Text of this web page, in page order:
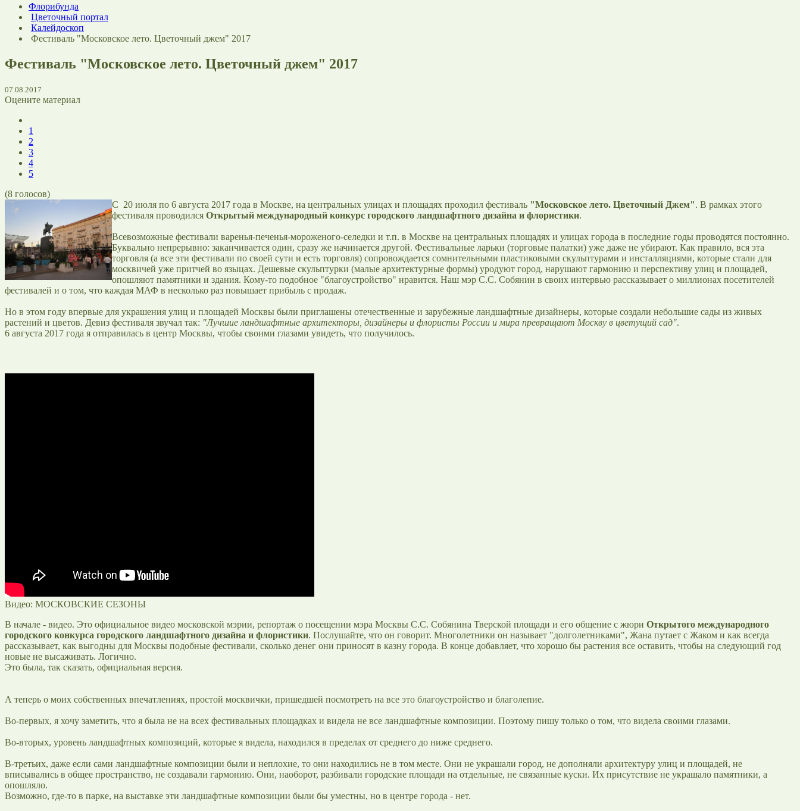
Флорибунда
Цветочный портал
Калейдоскоп
Фестиваль "Московское лето. Цветочный джем" 2017
Фестиваль "Московское лето. Цветочный джем" 2017
07.08.2017
Оцените материал
1
2
3
4
5
(8 голосов)
С 20 июля по 6 августа 2017 года в Москве, на центральных улицах и площадях проходил фестиваль "Московское лето. Цветочный Джем". В рамках этого
фестиваля проводился Открытый международный конкурс городского ландшафтного дизайна и флористики.
Всевозможные фестивали варенья-печенья-мороженого-селедки и т.п. в Москве на центральных площадях и улицах города в последние годы проводятся постоянно.
Буквально непрерывно: заканчивается один, сразу же начинается другой. Фестивальные ларьки (торговые палатки) уже даже не убирают. Как правило, вся эта
торговля (а все эти фестивали по своей сути и есть торговля) сопровождается сомнительными пластиковыми скульптурами и инсталляциями, которые стали для
москвичей уже притчей во языцах. Дешевые скульптурки (малые архитектурные формы) уродуют город, нарушают гармонию и перспективу улиц и площадей,
опошляют памятники и здания. Кому-то подобное "благоустройство" нравится. Наш мэр С.С. Собянин в своих интервью рассказывает о миллионах посетителей
фестивалей и о том, что каждая МАФ в несколько раз повышает прибыль с продаж.
Но в этом году впервые для украшения улиц и площадей Москвы были приглашены отечественные и зарубежные ландшафтные дизайнеры, которые создали небольшие сады из живых
растений и цветов. Девиз фестиваля звучал так: "Лучшие ландшафтные архитекторы, дизайнеры и флористы России и мира превращают Москву в цветущий сад".
6 августа 2017 года я отправилась в центр Москвы, чтобы своими глазами увидеть, что получилось.
Видео: МОСКОВСКИЕ СЕЗОНЫ
В начале - видео. Это официальное видео московской мэрии, репортаж о посещении мэра Москвы С.С. Собянина Тверской площади и его общение с жюри Открытого международного
городского конкурса городского ландшафтного дизайна и флористики. Послушайте, что он говорит. Многолетники он называет "долголетниками", Жана путает с Жаком и как всегда
рассказывает, как выгодны для Москвы подобные фестивали, сколько денег они приносят в казну города. В конце добавляет, что хорошо бы растения все оставить, чтобы на следующий год
новые не высаживать. Логично.
Это была, так сказать, официальная версия.
А теперь о моих собственных впечатлениях, простой москвички, пришедшей посмотреть на все это благоустройство и благолепие.
Во-первых, я хочу заметить, что я была не на всех фестивальных площадках и видела не все ландшафтные композиции. Поэтому пишу только о том, что видела своими глазами.
Во-вторых, уровень ландшафтных композиций, которые я видела, находился в пределах от среднего до ниже среднего.
В-третьих, даже если сами ландшафтные композиции были и неплохие, то они находились не в том месте. Они не украшали город, не дополняли архитектуру улиц и площадей, не
вписывались в общее пространство, не создавали гармонию. Они, наоборот, разбивали городские площади на отдельные, не связанные куски. Их присутствие не украшало памятники, а
опошляло.
Возможно, где-то в парке, на выставке эти ландшафтные композиции были бы уместны, но в центре города - нет.